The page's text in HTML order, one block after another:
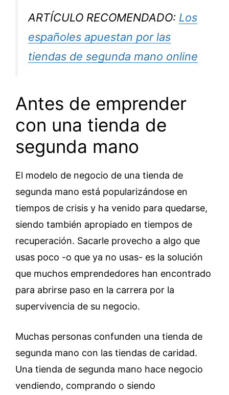
ARTÍCULO RECOMENDADO: Los
españoles apuestan por las
tiendas de segunda mano online
Antes de emprender
con una tienda de
segunda mano
El modelo de negocio de una tienda de
segunda mano está popularizándose en
tiempos de crisis y ha venido para quedarse,
siendo también apropiado en tiempos de
recuperación. Sacarle provecho a algo que
usas poco -o que ya no usas- es la solución
que muchos emprendedores han encontrado
para abrirse paso en la carrera por la
supervivencia de su negocio.
Muchas personas confunden una tienda de
segunda mano con las tiendas de caridad.
Una tienda de segunda mano hace negocio
vendiendo, comprando o siendo